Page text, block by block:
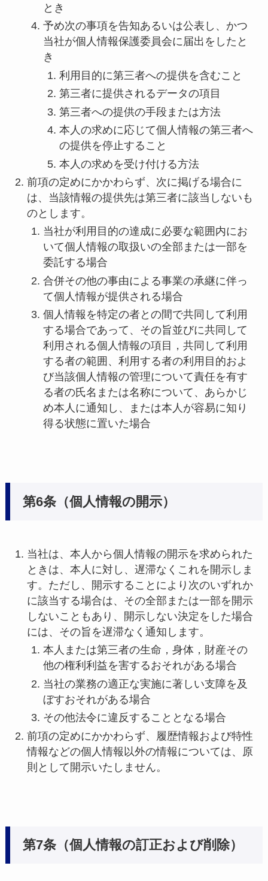
とき
予め次の事項を告知あるいは公表し、かつ
当社が個人情報保護委員会に届出をしたと
き
利用目的に第三者への提供を含むこと
第三者に提供されるデータの項目
第三者への提供の手段または方法
本人の求めに応じて個人情報の第三者へ
の提供を停止すること
本人の求めを受け付ける方法
前項の定めにかかわらず、次に掲げる場合に
は、当該情報の提供先は第三者に該当しないも
のとします。
当社が利用目的の達成に必要な範囲内にお
いて個人情報の取扱いの全部または一部を
委託する場合
合併その他の事由による事業の承継に伴っ
て個人情報が提供される場合
個人情報を特定の者との間で共同して利用
する場合であって、その旨並びに共同して
利用される個人情報の項目，共同して利用
する者の範囲、利用する者の利用目的およ
び当該個人情報の管理について責任を有す
る者の氏名または名称について、あらかじ
め本人に通知し、または本人が容易に知り
得る状態に置いた場合
第6条（個人情報の開示）
当社は、本人から個人情報の開示を求められた
ときは、本人に対し、遅滞なくこれを開示しま
す。ただし、開示することにより次のいずれか
に該当する場合は、その全部または一部を開示
しないこともあり、開示しない決定をした場合
には、その旨を遅滞なく通知します。
本人または第三者の生命，身体，財産その
他の権利利益を害するおそれがある場合
当社の業務の適正な実施に著しい支障を及
ぼすおそれがある場合
その他法令に違反することとなる場合
前項の定めにかかわらず、履歴情報および特性
情報などの個人情報以外の情報については、原
則として開示いたしません。
第7条（個人情報の訂正および削除）